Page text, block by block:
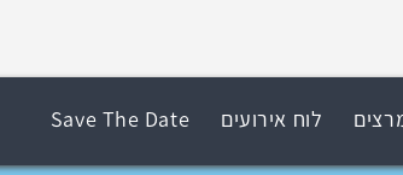
לוח אירועים Save The Date